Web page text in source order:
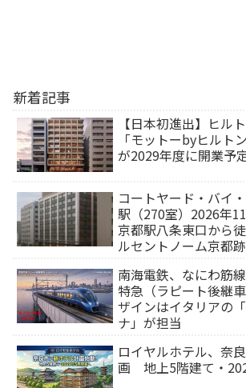
新着記事
【日本初進出】ヒル
「モットーbyヒルト
が2029年度に開業予
コートヤード・バイ
駅（270室）2026年
京都駅八条東口から
ルセントノーム京都跡
南海電鉄、なにわ筋
特急（ラピート後継
ザインはイタリアの
ナ」が担当
ロイヤルホテル、奈
画 地上5階建て・